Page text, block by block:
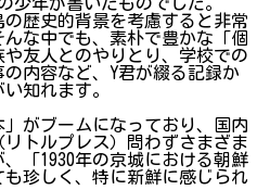
歴史的背景を考慮すると非常
な中でも、素朴で豊かな「個
友人とのやりとり、学校での
内容など、Y君が綴る記録か
知れます。
がブームになっており、国内
トルプレス）問わずさまざま
「1930年の京城における朝鮮
珍しく、特に新鮮に感じられ